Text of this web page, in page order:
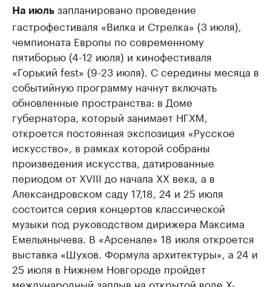
На июль запланировано проведение
гастрофестиваля «Вилка и Стрелка» (3 июля),
чемпионата Европы по современному
пятиборью (4-12 июля) и кинофестиваля
«Горький fest» (9-23 июля). С середины месяца в
событийную программу начнут включать
обновленные пространства: в Доме
губернатора, который занимает НГХМ,
откроется постоянная экспозиция «Русское
искусство», в рамках которой собраны
произведения искусства, датированные
периодом от XVIII до начала XX века, а в
Александровском саду 17,18, 24 и 25 июля
состоится серия концертов классической
музыки под руководством дирижера Максима
Емельянычева. В «Арсенале» 18 июля откроется
выставка «Шухов. Формула архитектуры», а 24 и
25 июля в Нижнем Новгороде пройдет
международный заплыв на открытой воде X-